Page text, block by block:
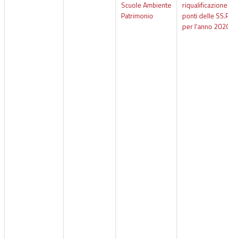
Scuole Ambiente
Patrimonio
ponti delle
per l'anno